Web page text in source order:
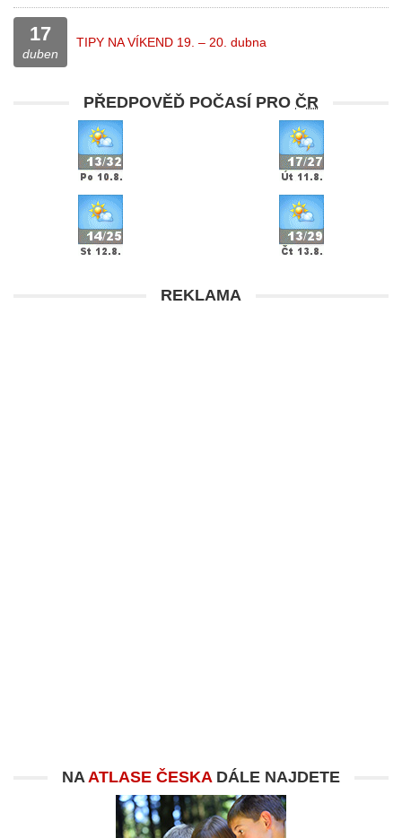
17
duben
TIPY NA VÍKEND 19. – 20. dubna
PŘEDPOVĚĎ POČASÍ PRO ČR
REKLAMA
NAATLASE ČESKADÁLE NAJDETE